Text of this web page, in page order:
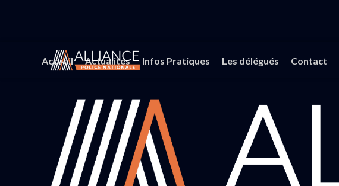
Accueil Actualités Infos Pratiques Les délégués Contact